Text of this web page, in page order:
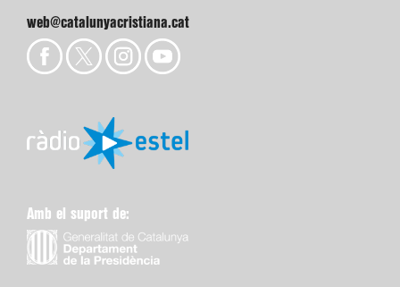
web@catalunyacristiana.cat
Amb el suport de: